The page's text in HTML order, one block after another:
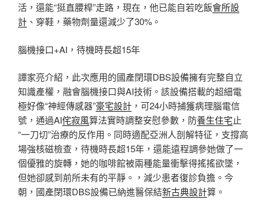
活，還能“挺直腰桿”走路，現在，他已能自若吃飯會所設
計 、穿鞋，藥物劑量還減少了30%。
腦機接口+AI，待機時長超15年
譚家亮介紹，此次應用的國產閉環DBS設備擁有完整自立
知識產權，融會腦機接口與AI技術。該設備搭載的超細電
極好像“神經傳感器”豪宅設計 ，可24小時捕獲病理腦電信
號，通過AI侘寂風算法實時調整安慰參數，防養生住宅止
“一刀切”治療的反作用。同時適配亞洲人剖解特征，支撐高
場強核磁檢查，待機時長超15年，還能遠程調參她做了一
個優雅的旋轉，她的咖啡館被兩種能量衝擊得搖搖欲墜，
但她卻感到前所未有的平靜。，減少患者復診負擔。今
朝，國產閉環DBS設備已納進醫保結新古典設計算。